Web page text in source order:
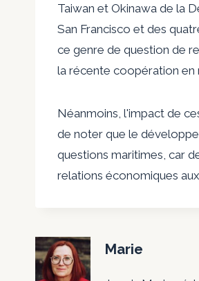
Taiwan et Okinawa de la
San Francisco et des
ce genre de question de
la récente coopération
Néanmoins, l'impact de
de noter que le
questions maritimes, car
relations économiques
Marie